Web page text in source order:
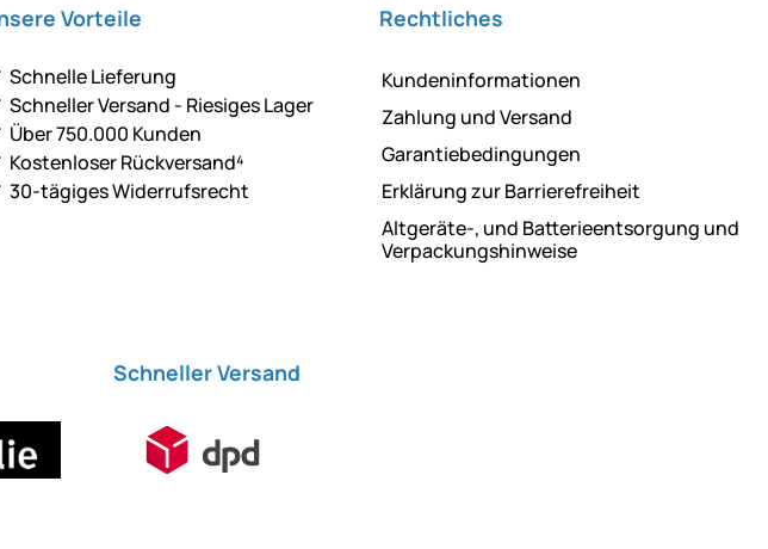
Vorteile
Schnelle Lieferung
Schneller Versand - Riesiges Lager
Über 750.000 Kunden
Kostenloser Rückversand⁴
30-tägiges Widerrufsrecht
Rechtliches
Kundeninformationen
Zahlung und Versand
Garantiebedingungen
Erklärung zur Barrierefreiheit
Altgeräte-, und Batterieentsorgung und
Verpackungshinweise
Schneller Versand